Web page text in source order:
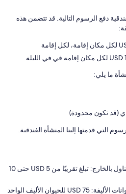
دفع الرسوم التالية. قد تتضمن هذه
ما يلي:
(قد تكون محدودة)
التي قدمتها إلينا المنشأة الفندقية.
رسوم فطور مُعَد للتناول بالخارج: تبلغ تقريبًا من USD 5 حتى 10
رسم اصطحاب الحيوانات الأليفة: 75 USD للحيوان الأليف الواحد